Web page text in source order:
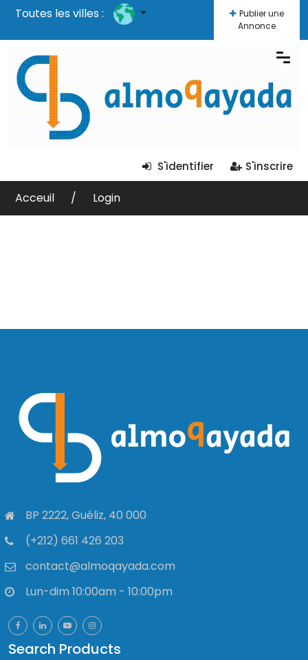
Toutes les villes :
Publier une
Annonce
S'identifier S'inscrire
Acceuil Login
BP 2222, Guéliz, 40 000
(+212) 661 426 203
contact@almoqayada.com
Lun-dim 10:00am - 10:00pm
Search Products